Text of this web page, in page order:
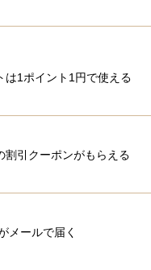
は1ポイント1円で使える
割引クーポンがもらえる
メールで届く